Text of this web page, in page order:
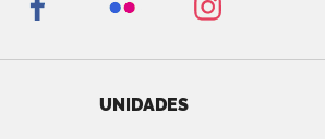
UNIDADES